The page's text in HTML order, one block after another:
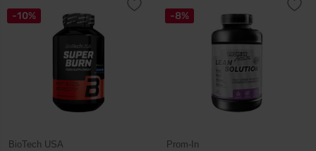
-10%
BioTech USA
-8%
Prom-In